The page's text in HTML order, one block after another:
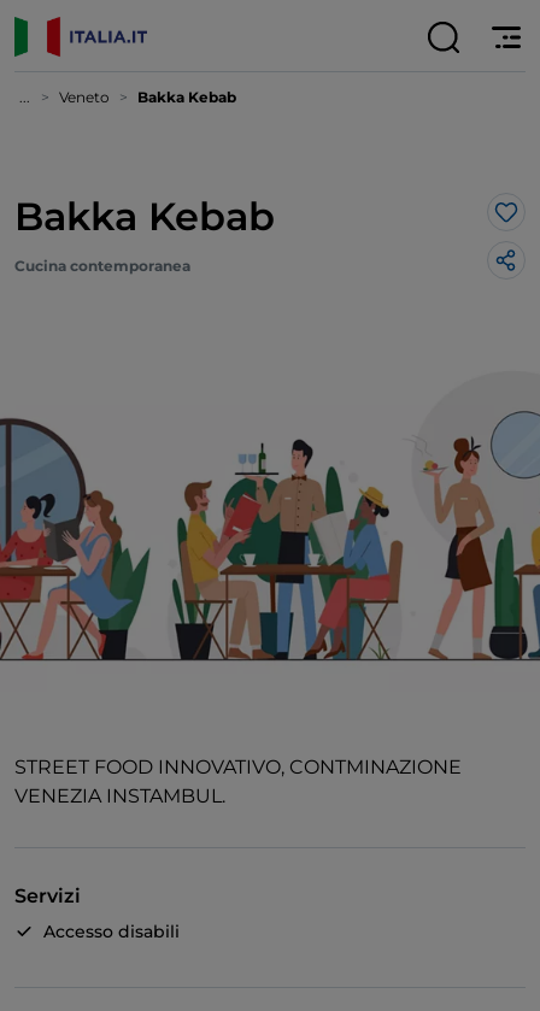
... Veneto Bakka Kebab
Bakka Kebab
Cucina contemporanea
STREET FOOD INNOVATIVO, CONTMINAZIONE
VENEZIA INSTAMBUL.
Servizi
Accesso disabili